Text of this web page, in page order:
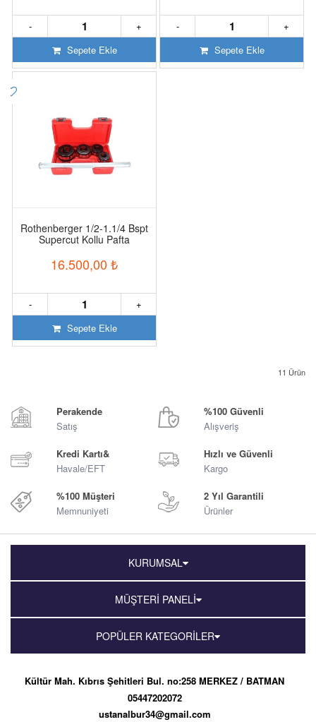
+
-
Sepete Ekle
+
-
Sepete Ekle
Rothenberger 1/2-1.1/4 Bspt
Supercut Kollu Pafta
16.500,00 ₺
+
-
Sepete Ekle
11 Ürün
Perakende
Satış
%100 Güvenli
Alışveriş
Kredi Kartı&
Havale/EFT
Hızlı ve Güvenli
Kargo
%100 Müşteri
Memnuniyeti
2 Yıl Garantili
Ürünler
KURUMSAL
MÜŞTERİ PANELİ
POPÜLER KATEGORİLER
Kültür Mah. Kıbrıs Şehitleri Bul. no:258 MERKEZ / BATMAN
05447202072
ustanalbur34@gmail.com